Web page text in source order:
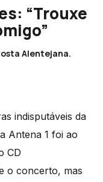
“Trouxe
Alentejana.
indisputáveis da
Antena 1 foi ao
CD
o concerto, mas